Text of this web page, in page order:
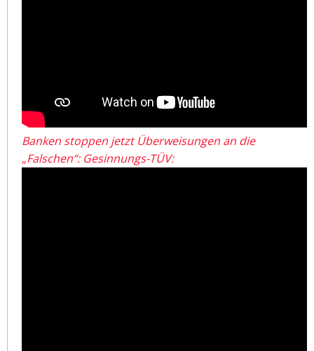
Banken stoppen jetzt Überweisungen an die
„Falschen“: Gesinnungs-TÜV: